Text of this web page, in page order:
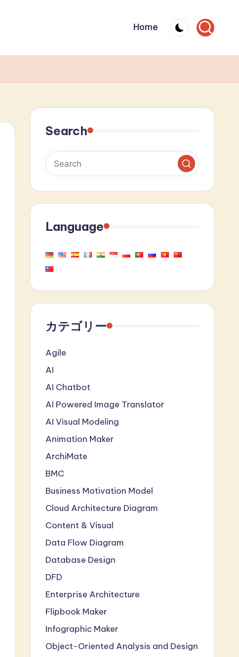
Home
Search
Language
カテゴリー
Agile
AI
AI Chatbot
AI Powered Image Translator
AI Visual Modeling
Animation Maker
ArchiMate
BMC
Business Motivation Model
Cloud Architecture Diagram
Content & Visual
Data Flow Diagram
Database Design
DFD
Enterprise Architecture
Flipbook Maker
Infographic Maker
Object-Oriented Analysis and Design